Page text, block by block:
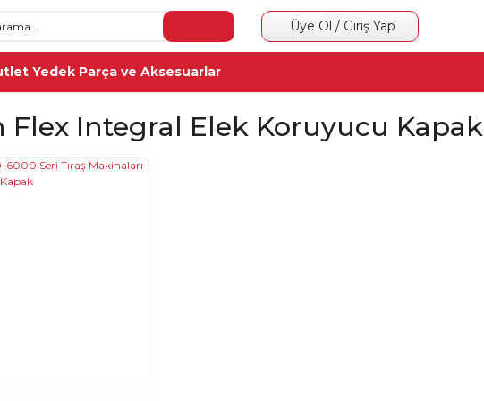
Üye Ol / Giriş Yap
Yedek Parça ve Aksesuarlar
Flex Integral Elek Koruyucu Kapak